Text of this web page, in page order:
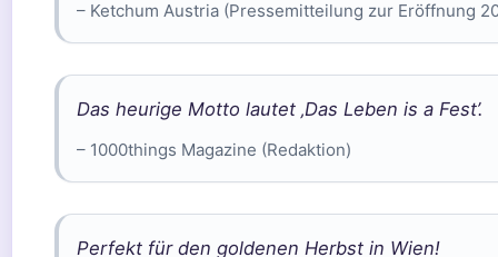
– Ketchum Austria (Pressemitteilung zur Eröffnung
Das heurige Motto lautet ‚Das Leben is a Fest’.
– 1000things Magazine (Redaktion)
Perfekt für den goldenen Herbst in Wien!